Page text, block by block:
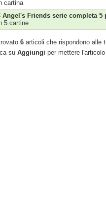
cartina
Angel's Friends serie completa 5
5 cartine
6 articoli che rispondono alle
su Aggiungi per mettere